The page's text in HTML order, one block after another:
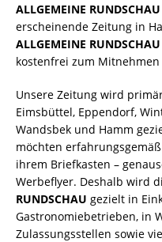
ALLGEMEINE RUNDSCHAU
erscheinende Zeitung in
ALLGEMEINE RUNDSCHAU
kostenfrei zum Mitnehmen
Unsere Zeitung wird
Eimsbüttel, Eppendorf,
Wandsbek und Hamm
möchten
ihrem Briefkasten –
Werbeflyer. Deshalb wird
RUNDSCHAU gezielt in
Gastronomiebetrieben, in
Zulassungsstellen sowie